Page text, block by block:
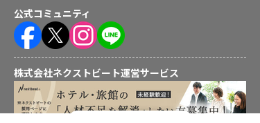
公式コミュニティ
株式会社ネクストビート運営サービス